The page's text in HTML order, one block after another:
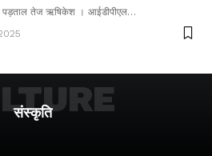
पड़ताल तेज ऋषिकेश । आईडीपीएल…
संस्कृति